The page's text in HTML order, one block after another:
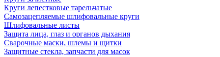
Круги лепестковые тарельчатые
Самозацепляемые шлифовальные круги
Шлифовальные листы
Защита лица, глаз и органов дыхания
Сварочные маски, шлемы и щитки
Защитные стекла, запчасти для масок